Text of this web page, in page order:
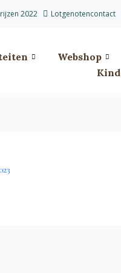
2022 Lotgenotencontact
Webshop